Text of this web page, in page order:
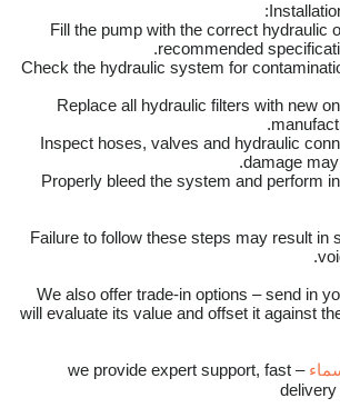
– Fill the pump with the correct hydraulic
recommended
– Check the hydraulic system for
– Replace all hydraulic filters with new
– Inspect hoses, valves and hydraulic
damage
– Properly bleed the system and perform
Failure to follow these steps may result in
We also offer trade-in options – send in
will evaluate its value and offset it against
– we provide expert support, fast